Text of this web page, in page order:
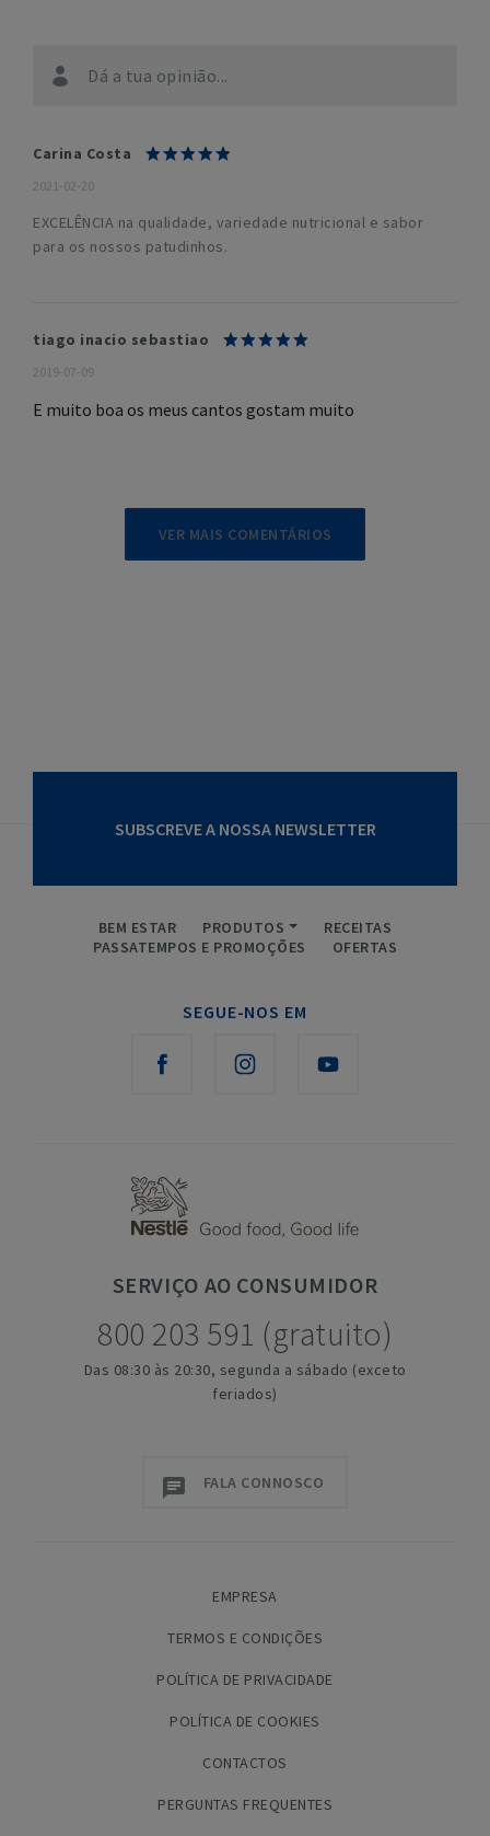
Dá a tua opinião...
Carina Costa
2021-02-20
EXCELÊNCIA na qualidade, variedade nutricional e sabor
para os nossos patudinhos.
tiago inacio sebastiao
2019-07-09
E muito boa os meus cantos gostam muito
VER MAIS COMENTÁRIOS
SUBSCREVE A NOSSA NEWSLETTER
BEM ESTAR PRODUTOS
RECEITAS
PASSATEMPOS E PROMOÇÕES
OFERTAS
SEGUE-NOS EM
SERVIÇO AO CONSUMIDOR
800 203 591 (gratuito)
Das 08:30 às 20:30, segunda a sábado (exceto
feriados)
FALA CONNOSCO
EMPRESA
TERMOS E CONDIÇÕES
POLÍTICA DE PRIVACIDADE
POLÍTICA DE COOKIES
CONTACTOS
PERGUNTAS FREQUENTES